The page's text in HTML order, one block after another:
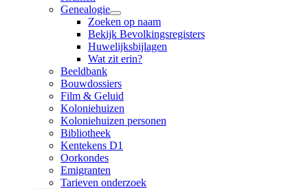
Genealogie
Zoeken op naam
Bekijk Bevolkingsregisters
Huwelijksbijlagen
Wat zit erin?
Beeldbank
Bouwdossiers
Film & Geluid
Koloniehuizen
Koloniehuizen personen
Bibliotheek
Kentekens D1
Oorkondes
Emigranten
Tarieven onderzoek